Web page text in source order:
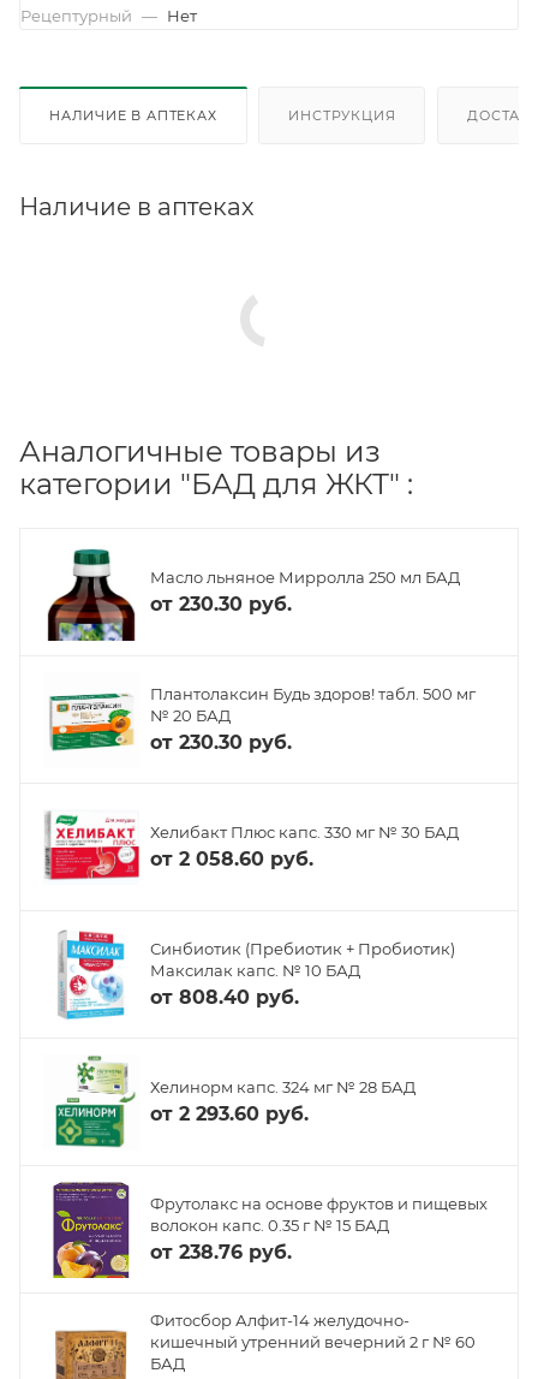
Рецептурный — Нет
НАЛИЧИЕ В АПТЕКАХ ИНСТРУКЦИЯ
Наличие в аптеках
Аналогичные товары из
категории "БАД для ЖКТ" :
Масло льняное Мирролла 250 мл БАД
от 230.30 руб.
Плантолаксин Будь здоров! табл. 500 мг
№ 20 БАД
от 230.30 руб.
Хелибакт Плюс капс. 330 мг № 30 БАД
от 2 058.60 руб.
Синбиотик (Пребиотик + Пробиотик)
Максилак капс. № 10 БАД
от 808.40 руб.
Хелинорм капс. 324 мг № 28 БАД
от 2 293.60 руб.
Фрутолакс на основе фруктов и пищевых
волокон капс. 0.35 г № 15 БАД
от 238.76 руб.
Фитосбор Алфит-14 желудочно-
кишечный утренний вечерний 2 г № 60
БАД